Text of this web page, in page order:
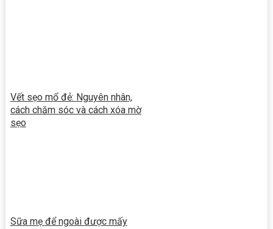
Vết sẹo mổ đẻ: Nguyên nhân,
cách chăm sóc và cách xóa mờ
sẹo
Sữa mẹ để ngoài được mấy